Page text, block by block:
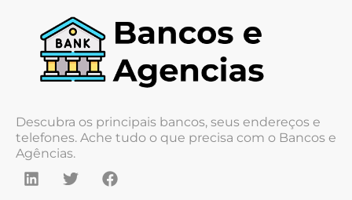
Descubra os principais bancos, seus endereços e
telefones. Ache tudo o que precisa com o Bancos e
Agências.